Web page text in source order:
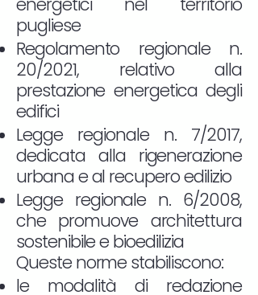
pugliese
Regolamento regionale n.
20/2021, relativo alla
prestazione energetica degli
edifici
Legge regionale n. 7/2017,
dedicata alla rigenerazione
urbana e al recupero edilizio
Legge regionale n. 6/2008,
che promuove architettura
sostenibile e bioedilizia
Queste norme stabiliscono:
le modalità di redazione